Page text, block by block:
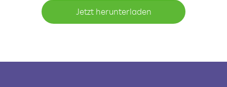
Jetzt herunterladen